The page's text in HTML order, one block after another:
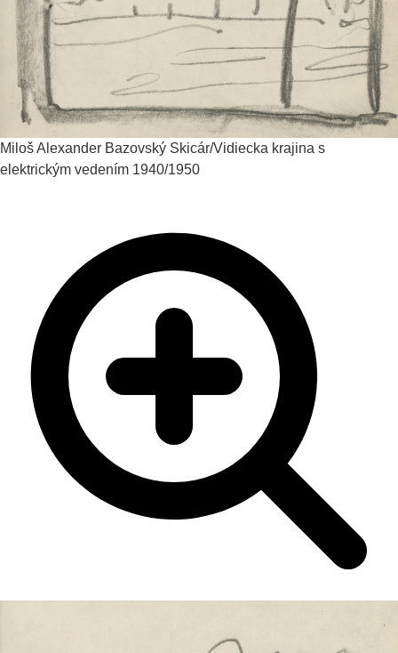
Miloš Alexander Bazovský Skicár/Vidiecka krajina s
elektrickým vedením 1940/1950